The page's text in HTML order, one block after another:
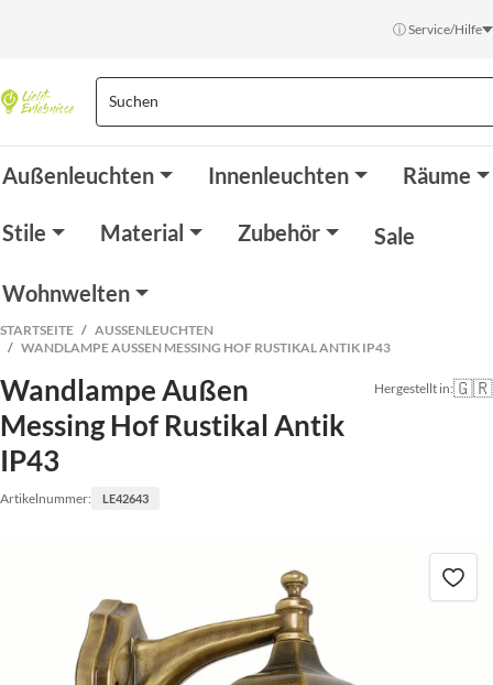
ⓘ Service/Hilfe
Außenleuchten Innenleuchten Räume
Stile Material Zubehör Sale
Wohnwelten
STARTSEITE
AUSSENLEUCHTEN
WANDLAMPE AUSSEN MESSING HOF RUSTIKAL ANTIK IP43
Wandlampe Außen
Messing Hof Rustikal Antik
IP43
Artikelnummer: LE42643
Hergestellt in:🇬🇷